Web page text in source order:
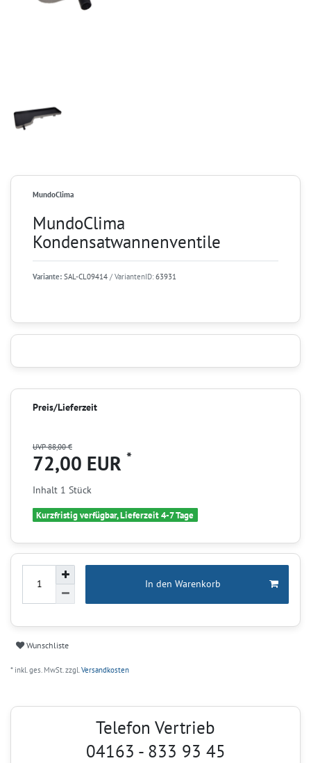
MundoClima
MundoClima
Kondensatwannenventile
Variante: SAL-CL09414 / VariantenID: 63931
Preis/Lieferzeit
UVP 88,00 €
72,00 EUR *
Inhalt 1 Stück
Kurzfristig verfügbar, Lieferzeit 4-7 Tage
In den Warenkorb
Wunschliste
* inkl. ges. MwSt. zzgl.Versandkosten
Telefon Vertrieb
04163 - 833 93 45